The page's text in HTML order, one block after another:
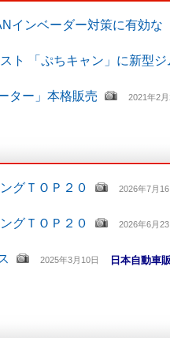
インベーダー対策に有効な
ト 「ぷちキャン」に新型
ター」本格販売 2021年2月
グＴＯＰ２０ 2026年7月16
グＴＯＰ２０
2026年6月23
2025年3月10日 日本自動車